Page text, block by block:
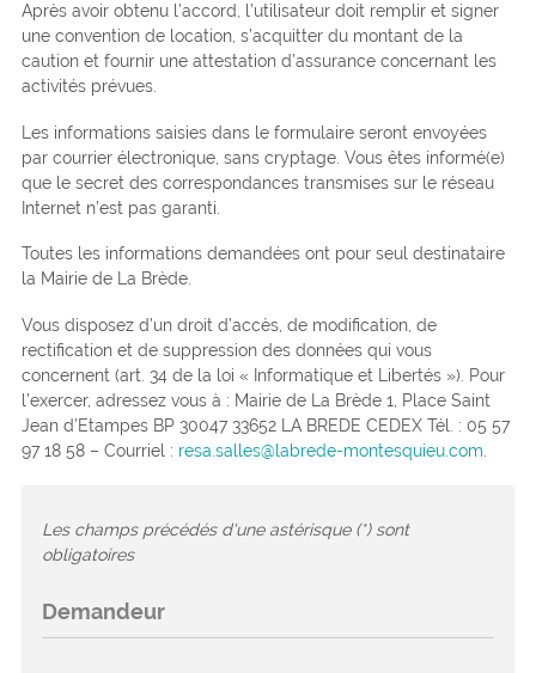
Après avoir obtenu l’accord, l’utilisateur doit remplir et signer
une convention de location, s’acquitter du montant de la
caution et fournir une attestation d’assurance concernant les
activités prévues.
Les informations saisies dans le formulaire seront envoyées
par courrier électronique, sans cryptage. Vous êtes informé(e)
que le secret des correspondances transmises sur le réseau
Internet n’est pas garanti.
Toutes les informations demandées ont pour seul destinataire
la Mairie de La Brède.
Vous disposez d’un droit d’accès, de modification, de
rectification et de suppression des données qui vous
concernent (art. 34 de la loi « Informatique et Libertés »). Pour
l’exercer, adressez vous à : Mairie de La Brède 1, Place Saint
Jean d’Etampes BP 30047 33652 LA BREDE CEDEX Tél. : 05 57
97 18 58 – Courriel : resa.salles@labrede-montesquieu.com
Les champs précédés d'une astérisque (*) sont
obligatoires
Demandeur